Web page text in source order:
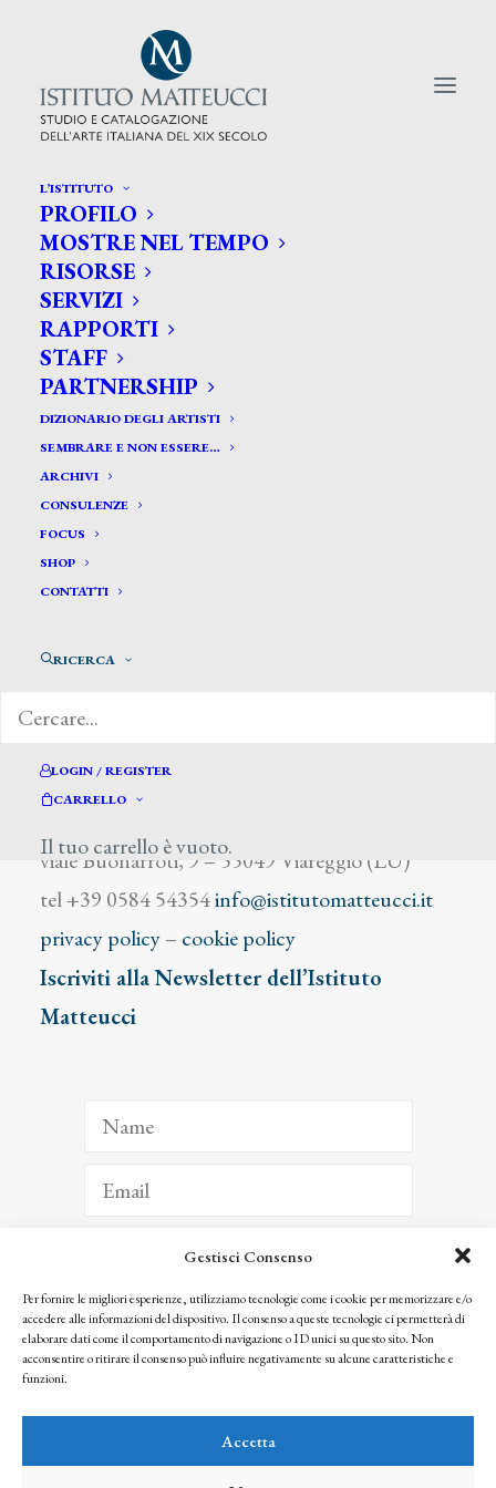
Gestisci Consenso
Per fornire le migliori esperienze, utilizziamo tecnologie come i cookie per memorizzare e/o
accedere alle informazioni del dispositivo. Il consenso a queste tecnologie ci permetterà di
elaborare dati come il comportamento di navigazione o ID unici su questo sito. Non
acconsentire o ritirare il consenso può influire negativamente su alcune caratteristiche e
funzioni.
Accetta
L’ISTITUTO
PROFILO
MOSTRE NEL TEMPO
RISORSE
SERVIZI
RAPPORTI
STAFF
PARTNERSHIP
DIZIONARIO DEGLI ARTISTI
SEMBRARE E NON ESSERE…
ARCHIVI
CONSULENZE
FOCUS
SHOP
CONTATTI
RICERCA
LOGIN / REGISTER
CARRELLO
Il tuo carrello è vuoto.
CERCA TRA GLI ARTISTI:
Search
for:
Berkwski
viale Buonarroti, 9 – 55049 Viareggio (LU)
tel +39 0584 54354info@istitutomatteucci.it
privacy policy– cookie policy
Iscriviti alla Newsletter dell’Istituto
Matteucci
ISCRIVITI
Facendo clic per iscriverti, riconosci che le tue informazioni saranno trattate
seguendo la nostra Privacy Policy
© 2025 Istituto Matteucci. All right reserved
l’autorizzazione scritta dei proprietari dei diritti e dell’Istituto Matteucci